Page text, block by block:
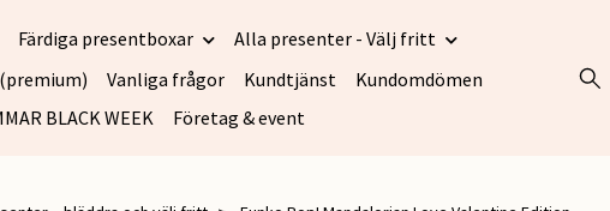
Färdiga presentboxar
Alla presenter - Välj fritt
Vanliga frågor Kundtjänst
Kundomdömen
BLACK WEEK
Företag & event